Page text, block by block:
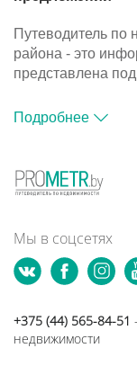
Путеводитель по
района - это
представлена
жилье и
размещена база
Путеводитель по
района - это
жилье и
размещена база
сможете
Подробнее
Мы в соцсетях
+375 (44) 565-84-51
недвижимости